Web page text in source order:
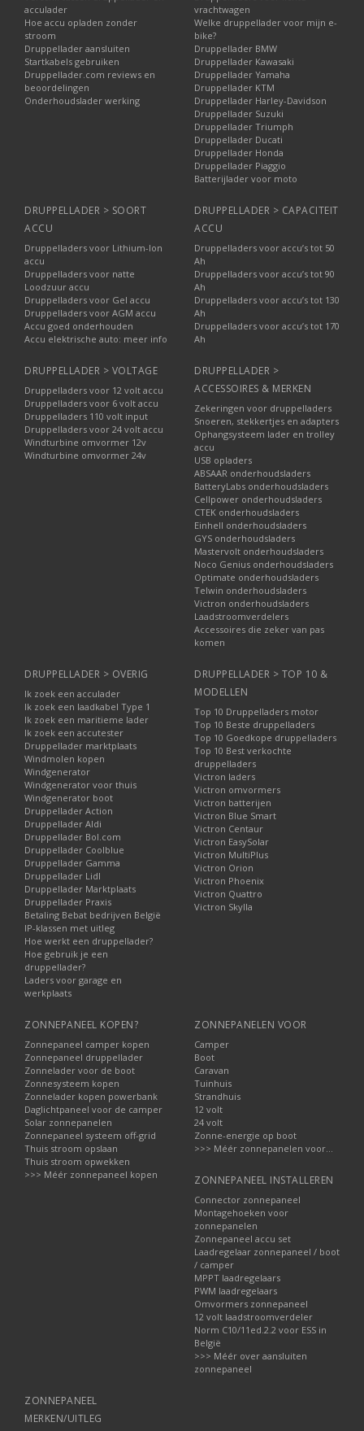
acculader
Hoe accu opladen zonder
stroom
Druppellader aansluiten
Startkabels gebruiken
Druppellader.com reviews en
beoordelingen
Onderhoudslader werking
vrachtwagen
Welke druppellader voor mijn e-
bike?
Druppellader BMW
Druppellader Kawasaki
Druppellader Yamaha
Druppellader KTM
Druppellader Harley-Davidson
Druppellader Suzuki
Druppellader Triumph
Druppellader Ducati
Druppellader Honda
Druppellader Piaggio
Batterijlader voor moto
DRUPPELLADER > SOORT
ACCU
Druppelladers voor Lithium-Ion
accu
Druppelladers voor natte
Loodzuur accu
Druppelladers voor Gel accu
Druppelladers voor AGM accu
Accu goed onderhouden
Accu elektrische auto: meer info
DRUPPELLADER > CAPACITEIT
ACCU
Druppelladers voor accu’s tot 50
Ah
Druppelladers voor accu’s tot 90
Ah
Druppelladers voor accu’s tot 130
Ah
Druppelladers voor accu’s tot 170
Ah
DRUPPELLADER > VOLTAGE
Druppelladers voor 12 volt accu
Druppelladers voor 6 volt accu
Druppelladers 110 volt input
Druppelladers voor 24 volt accu
Windturbine omvormer 12v
Windturbine omvormer 24v
DRUPPELLADER >
ACCESSOIRES & MERKEN
Zekeringen voor druppelladers
Snoeren, stekkertjes en adapters
Ophangsysteem lader en trolley
accu
USB opladers
ABSAAR onderhoudsladers
BatteryLabs onderhoudsladers
Cellpower onderhoudsladers
CTEK onderhoudsladers
Einhell onderhoudsladers
GYS onderhoudsladers
Mastervolt onderhoudsladers
Noco Genius onderhoudsladers
Optimate onderhoudsladers
Telwin onderhoudsladers
Victron onderhoudsladers
Laadstroomverdelers
Accessoires die zeker van pas
komen
DRUPPELLADER > OVERIG
Ik zoek een acculader
Ik zoek een laadkabel Type 1
Ik zoek een maritieme lader
Ik zoek een accutester
Druppellader marktplaats
Windmolen kopen
Windgenerator
Windgenerator voor thuis
Windgenerator boot
Druppellader Action
Druppellader Aldi
Druppellader Bol.com
Druppellader Coolblue
Druppellader Gamma
Druppellader Lidl
Druppellader Marktplaats
Druppellader Praxis
Betaling Bebat bedrijven België
IP-klassen met uitleg
Hoe werkt een druppellader?
Hoe gebruik je een
druppellader?
Laders voor garage en
werkplaats
DRUPPELLADER > TOP 10 &
MODELLEN
Top 10 Druppelladers motor
Top 10 Beste druppelladers
Top 10 Goedkope druppelladers
Top 10 Best verkochte
druppelladers
Victron laders
Victron omvormers
Victron batterijen
Victron Blue Smart
Victron Centaur
Victron EasySolar
Victron MultiPlus
Victron Orion
Victron Phoenix
Victron Quattro
Victron Skylla
ZONNEPANEEL KOPEN?
Zonnepaneel camper kopen
Zonnepaneel druppellader
Zonnelader voor de boot
Zonnesysteem kopen
Zonnelader kopen powerbank
Daglichtpaneel voor de camper
Solar zonnepanelen
Zonnepaneel systeem off-grid
Thuis stroom opslaan
Thuis stroom opwekken
>>> Méér zonnepaneel kopen
ZONNEPANELEN VOOR
Camper
Boot
Caravan
Tuinhuis
Strandhuis
12 volt
24 volt
Zonne-energie op boot
>>> Méér zonnepanelen voor...
ZONNEPANEEL INSTALLEREN
Connector zonnepaneel
Montagehoeken voor
zonnepanelen
Zonnepaneel accu set
Laadregelaar zonnepaneel / boot
/ camper
MPPT laadregelaars
PWM laadregelaars
Omvormers zonnepaneel
12 volt laadstroomverdeler
Norm C10/11ed.2.2 voor ESS in
België
>>> Méér over aansluiten
zonnepaneel
ZONNEPANEEL
MERKEN/UITLEG